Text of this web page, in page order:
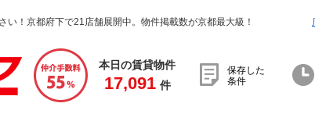
い！京都府下で21店舗展開中。物件掲載数が京都最大級！
本日の賃貸物件
17,091 件
保存した
条件